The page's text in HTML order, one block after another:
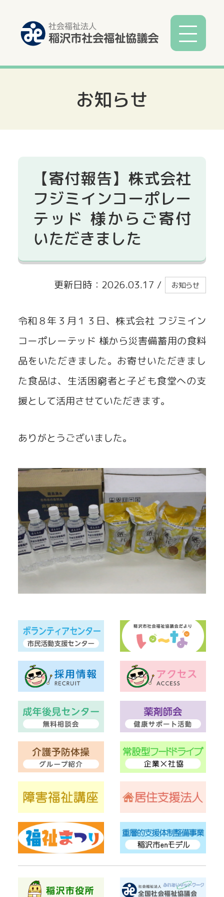
社協とは
社協事業
サービス
寄付募金
お知らせ
【寄付報告】株式会社
フジミインコーポレー
テッド 様からご寄付
いただきました
更新日時：2026.03.17 / お知らせ
令和８年３月１３日、株式会社 フジミイン
コーポレーテッド 様から災害備蓄用の食料
品をいただきました。お寄せいただきまし
た食品は、生活困窮者と子ども食堂への支
援として活用させていただきます。
ありがとうございました。